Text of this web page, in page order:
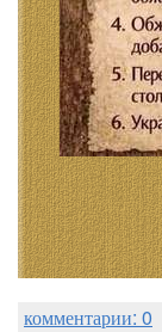
комментарии: 0